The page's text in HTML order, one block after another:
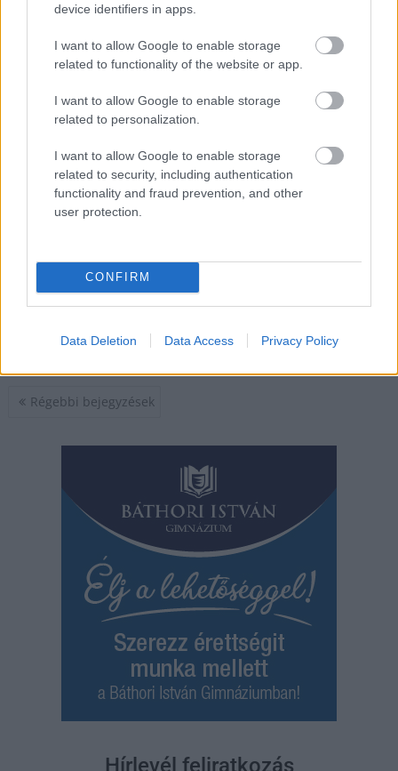
device identifiers in apps.
I want to allow Google to enable storage
related to functionality of the website or app.
I want to allow Google to enable storage
related to personalization.
I want to allow Google to enable storage
related to security, including authentication
functionality and fraud prevention, and other
user protection.
CONFIRM
Data Deletion Data Access Privacy Policy
éves férfi
Pusztamonostor belterületén közlekedett személygépkocsival
2022. július 24-én hajnalban, mikor áttért a menetiránya
szerinti bal oldali forgalmi sávba, lehaladt az úttestről, majd az
követően a sofőr a gépkocsit hátrahagyva távozott a
helyszínről. Adatgyűjtés során a rendőrök rövid időn belül
azonosították a feltételezett elkövetőt, akit az otthonában
ellenőrzés alá vontak. A férfival szemben alkoholszondát
előállították további mintavételre, vezetői engedélyét…
TOVÁBB OLVASOM
Kék hírek pusztamonostor,rendőrség részeg
Bejegyzés
Régebbi bejegyzések
Hírlevél feliratkozás